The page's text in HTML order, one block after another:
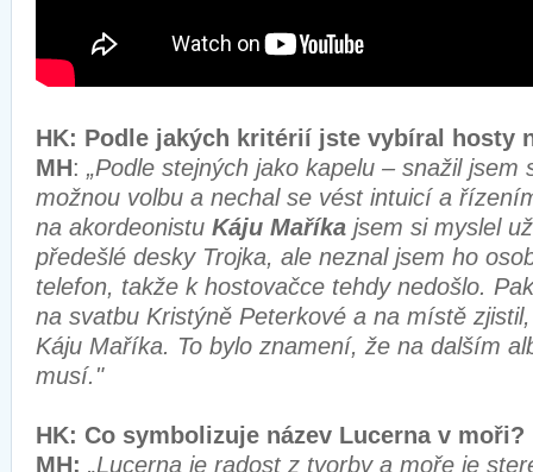
HK: Podle jakých kritérií jste vybíral hosty
MH: „Podle stejných jako kapelu – snažil jsem
možnou volbu a nechal se vést intuicí a
na akordeonistu Káju Maříka jsem si myslel
předešlé desky Trojka, ale neznal jsem ho
telefon, takže k hostovačce tehdy nedošlo.
na svatbu Kristýně Peterkové a na místě
Káju Maříka. To bylo znamení, že na dalším
musí."
HK: Co symbolizuje název Lucerna v moři?
MH: „Lucerna je radost z tvorby a moře je